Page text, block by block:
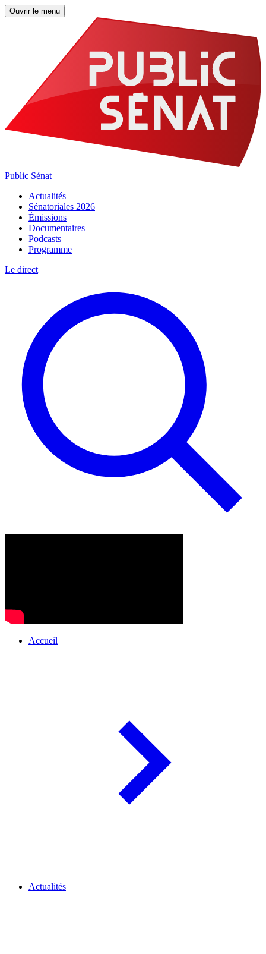
Ouvrir le menu
Public Sénat
Actualités
Sénatoriales 2026
Émissions
Documentaires
Podcasts
Programme
Le direct
Accueil
Actualités